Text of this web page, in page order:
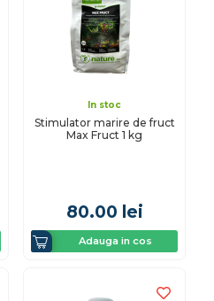
In stoc
Stimulator marire de fruct
Max Fruct 1 kg
80.00 lei
Adauga in cos